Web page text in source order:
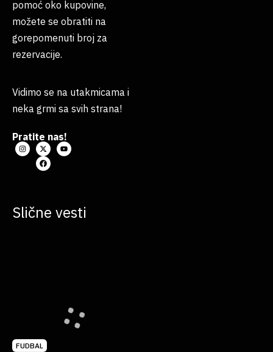
pomoć oko kupovine,
možete se obratiti na
gorepomenuti broj za
rezervacije.
Vidimo se na utakmicama i
neka grmi sa svih strana!
Pratite nas!
Slične vesti
FUDBAL